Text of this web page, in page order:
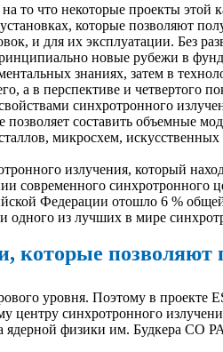
то что некоторые проекты этой
которые позволяют
и для их эксплуатации. Без
новые рубежи в
знаниях, затем в
а в перспективе и четвертого
синхротронного
составить объемные
микросхем,
излучения, который
современного синхротронного
Федерации отошло 6 %
одного из лучших в мире
которые
уровня. Поэтому в проекте
центру синхротронного
ядерной физики им. Будкера СО